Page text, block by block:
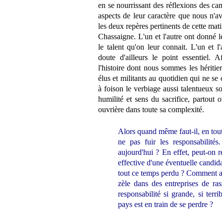
en se nourrissant des réflexions des
aspects de leur caractère que nous
les deux repères pertinents de cette
Chassaigne. L'un et l'autre ont donné
le talent qu'on leur connait. L'un et
doute d'ailleurs le point essentiel.
l'histoire dont nous sommes les
élus et militants au quotidien qui ne se
à foison le verbiage aussi talentueux
humilité et sens du sacrifice, partout
ouvrière dans toute sa complexité.
Alors quand même faut-il, en
ne pas fuir les
aujourd'hui ? En effet, peut-on
effective d'une éventuelle
tout ce temps perdu ? Comment
zèle dans des entreprises de
responsabilité si grande, si
pays est en train de se perdre ?